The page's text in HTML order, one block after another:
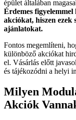
épület általában
Érdemes
akciókat, hiszen ezek
ajánlatokat.
Fontos megemlíteni,
különböző akciókat
el. Vásárlás előtt
és tájékozódni a helyi
Milyen
Akciók